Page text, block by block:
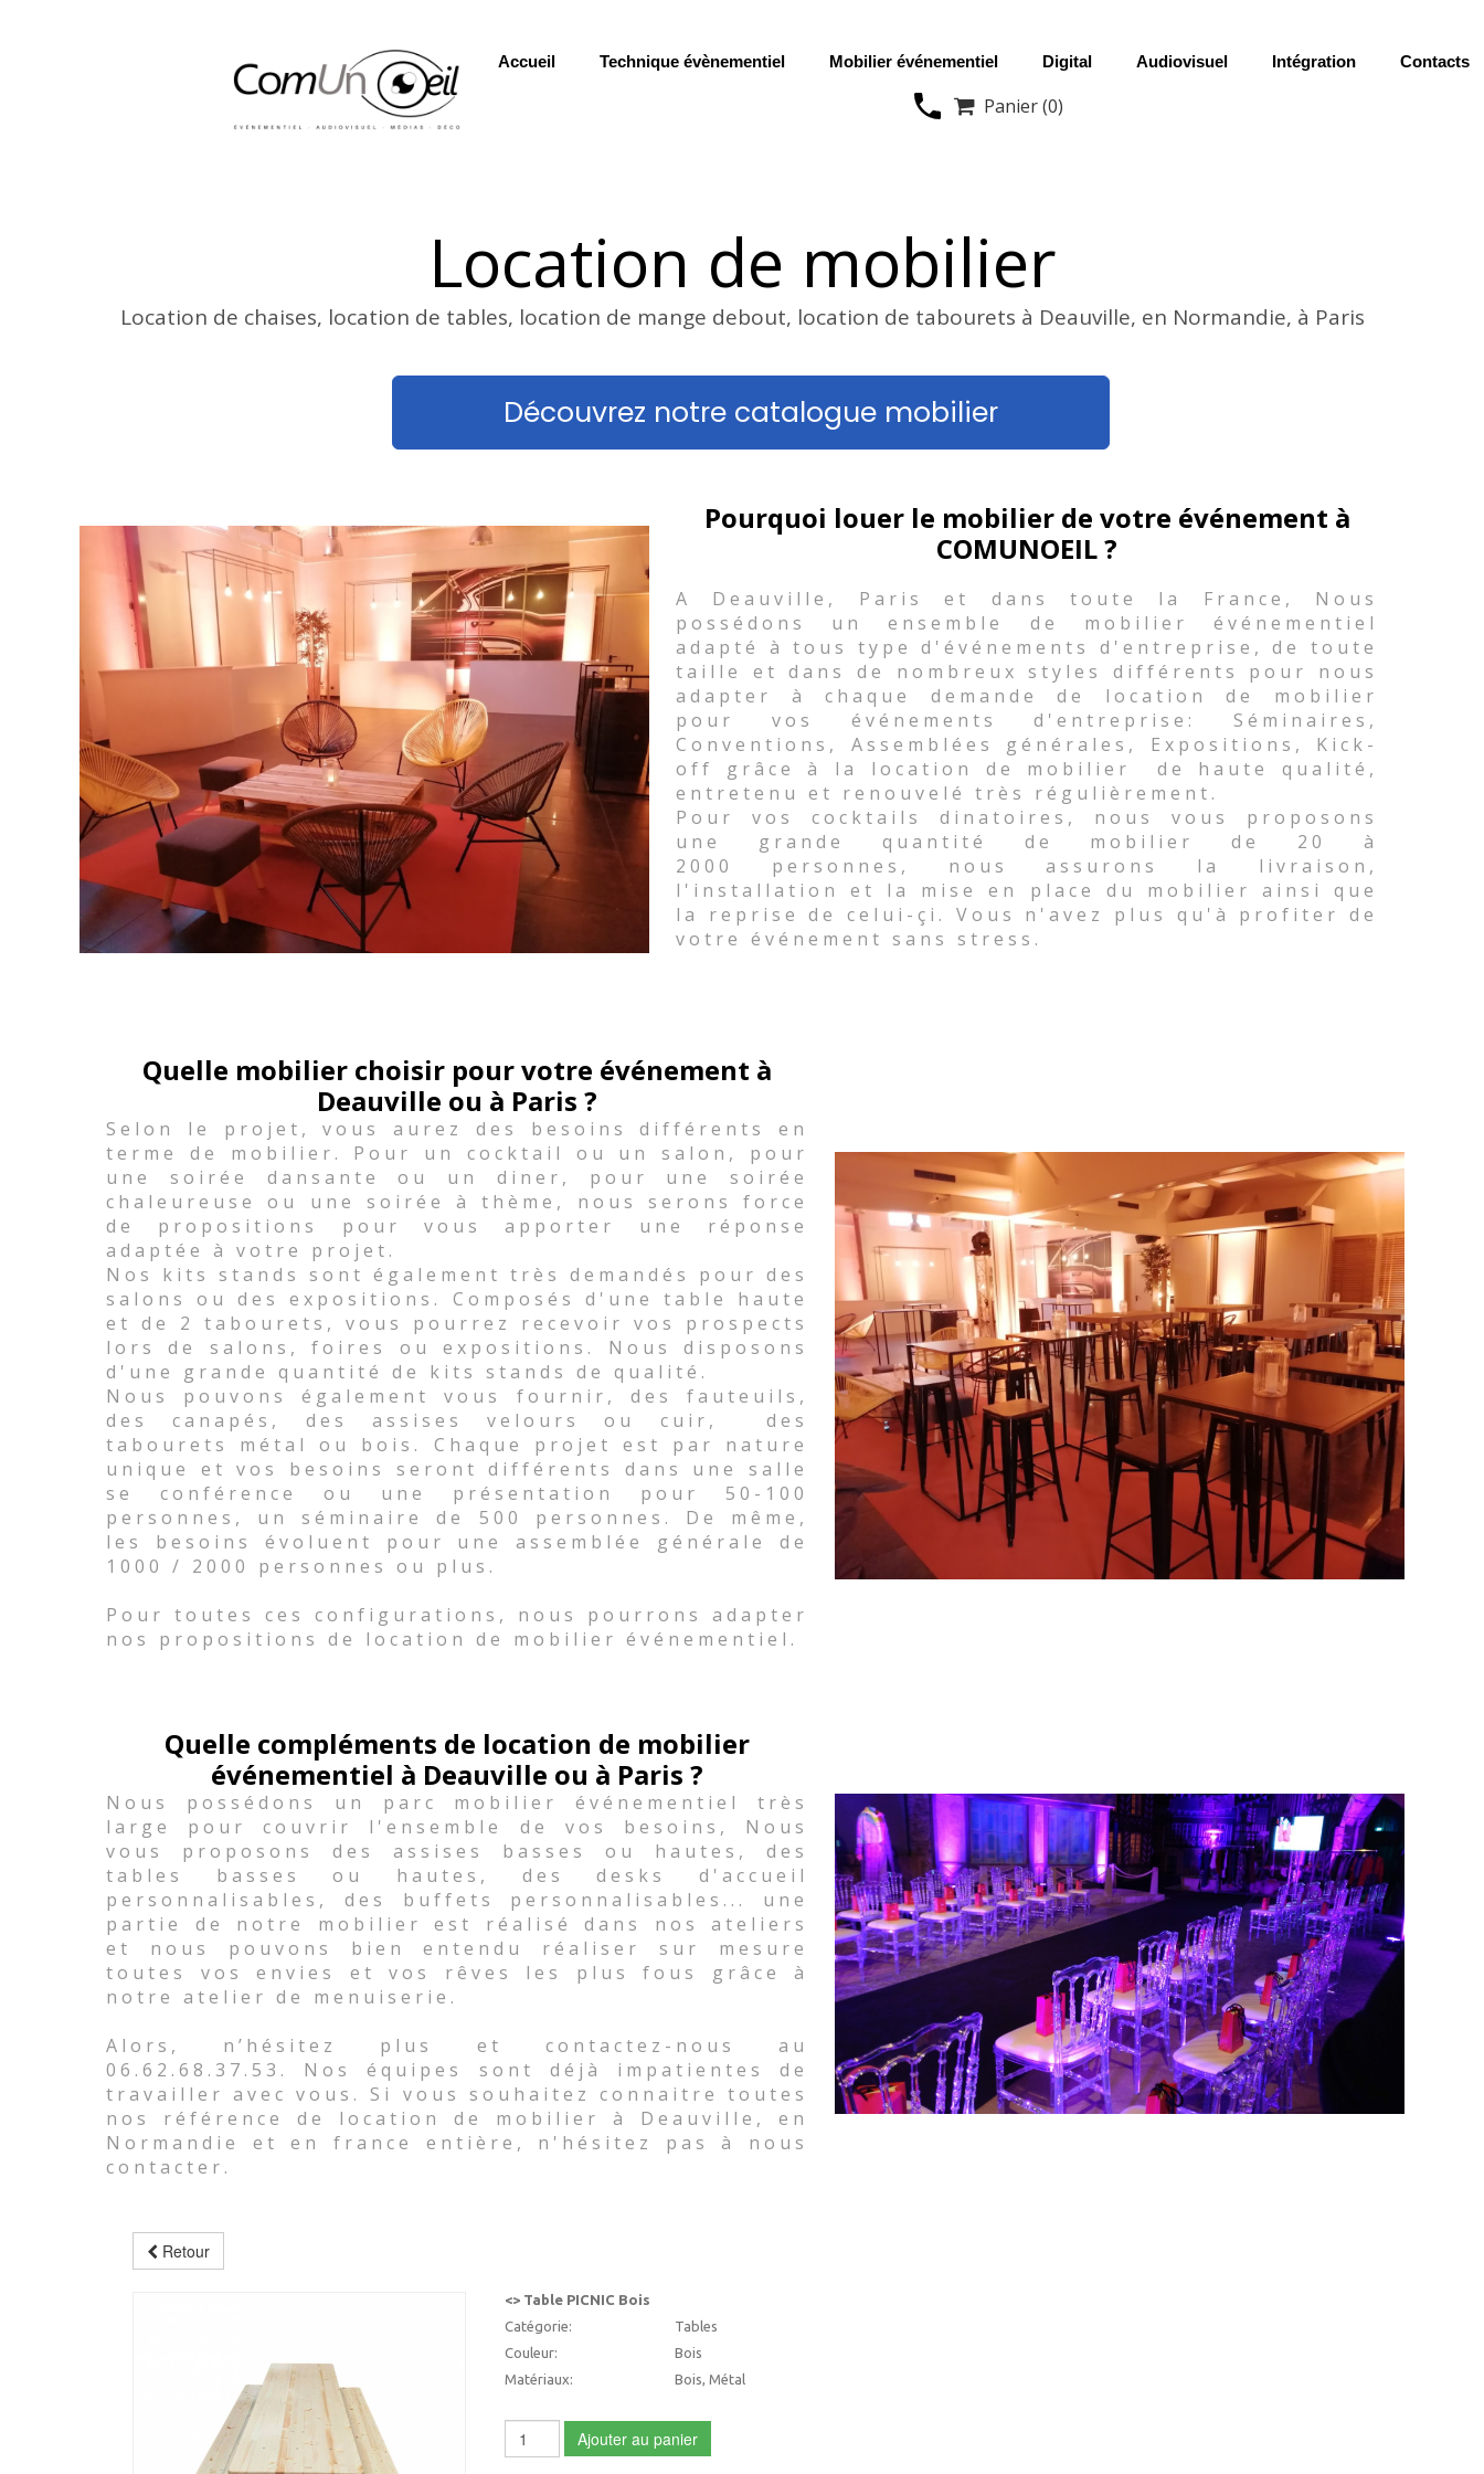
Accueil Technique évènementiel Mobilier événementiel Digital Audiovisuel Intégration Contacts
 Panier (0)
Location de mobilier
Location de chaises, location de tables, location de mange debout, location de tabourets à Deauville, en Normandie, à Paris
Découvrez notre catalogue mobilier
Pourquoi louer le mobilier de votre événement à
COMUNOEIL ?
A Deauville, Paris et dans toute la France, Nous
possédons un ensemble de mobilier événementiel
adapté à tous type d'événements d'entreprise, de toute
taille et dans de nombreux styles différents pour nous
adapter à chaque demande de location de mobilier
pour vos événements d'entreprise: Séminaires,
Conventions, Assemblées générales, Expositions, Kick-
off grâce à la location de mobilier de haute qualité,
entretenu et renouvelé très régulièrement.
Pour vos cocktails dinatoires, nous vous proposons
une grande quantité de mobilier de 20 à
2000 personnes, nous assurons la livraison,
l'installation et la mise en place du mobilier ainsi que
la reprise de celui-çi. Vous n'avez plus qu'à profiter de
votre événement sans stress.
Quelle mobilier choisir pour votre événement à
Deauville ou à Paris ?
Selon le projet, vous aurez des besoins différents en
terme de mobilier. Pour un cocktail ou un salon, pour
une soirée dansante ou un diner, pour une soirée
chaleureuse ou une soirée à thème, nous serons force
de propositions pour vous apporter une réponse
adaptée à votre projet.
Nos kits stands sont également très demandés pour des
salons ou des expositions. Composés d'une table haute
et de 2 tabourets, vous pourrez recevoir vos prospects
lors de salons, foires ou expositions. Nous disposons
d'une grande quantité de kits stands de qualité.
Nous pouvons également vous fournir, des fauteuils,
des canapés, des assises velours ou cuir, des
tabourets métal ou bois. Chaque projet est par nature
unique et vos besoins seront différents dans une salle
se conférence ou une présentation pour 50-100
personnes, un séminaire de 500 personnes. De même,
les besoins évoluent pour une assemblée générale de
1000 / 2000 personnes ou plus.
Pour toutes ces configurations, nous pourrons adapter
nos propositions de location de mobilier événementiel.
Quelle compléments de location de mobilier
événementiel à Deauville ou à Paris ?
Nous possédons un parc mobilier événementiel très
large pour couvrir l'ensemble de vos besoins, Nous
vous proposons des assises basses ou hautes, des
tables basses ou hautes, des desks d'accueil
personnalisables, des buffets personnalisables... une
partie de notre mobilier est réalisé dans nos ateliers
et nous pouvons bien entendu réaliser sur mesure
toutes vos envies et vos rêves les plus fous grâce à
notre atelier de menuiserie.
Alors, n’hésitez plus et contactez-nous au
06.62.68.37.53. Nos équipes sont déjà impatientes de
travailler avec vous. Si vous souhaitez connaitre toutes
nos référence de location de mobilier à Deauville, en
Normandie et en france entière, n'hésitez pas à nous
contacter.
Retour
<> Table PICNIC Bois
Catégorie:
Tables
Couleur:
Bois
Matériaux:
Bois, Métal
Ajouter au panier